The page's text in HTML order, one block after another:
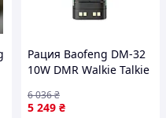
Рация Baofeng DM-32
10W DMR Walkie Talkie
5 249 ₴
6 036₴